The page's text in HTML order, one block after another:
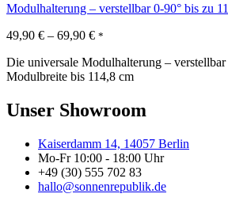
Modulhalterung – verstellbar 0-90° bis zu
49,90 € – 69,90 € *
Die universale Modulhalterung –
Modulbreite bis 114,8 cm
Unser Showroom
Kaiserdamm 14, 14057 Berlin
Mo-Fr 10:00 - 18:00 Uhr
+49 (30) 555 702 83
hallo@sonnenrepublik.de